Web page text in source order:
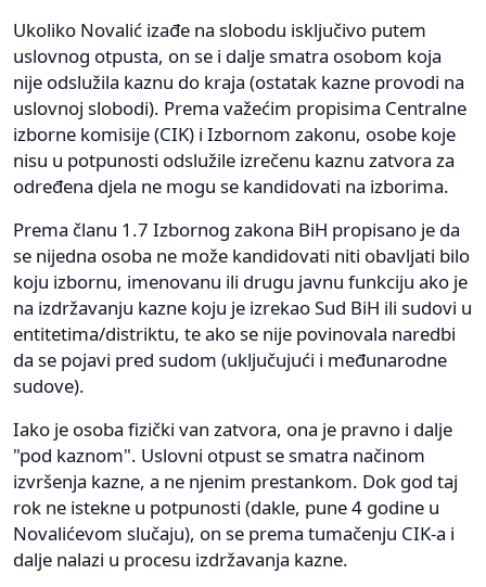
Ukoliko Novalić izađe na slobodu isključivo putem
uslovnog otpusta, on se i dalje smatra osobom koja
nije odslužila kaznu do kraja (ostatak kazne provodi na
uslovnoj slobodi). Prema važećim propisima Centralne
izborne komisije (CIK) i Izbornom zakonu, osobe koje
nisu u potpunosti odslužile izrečenu kaznu zatvora za
određena djela ne mogu se kandidovati na izborima.
Prema članu 1.7 Izbornog zakona BiH propisano je da
se nijedna osoba ne može kandidovati niti obavljati bilo
koju izbornu, imenovanu ili drugu javnu funkciju ako je
na izdržavanju kazne koju je izrekao Sud BiH ili sudovi u
entitetima/distriktu, te ako se nije povinovala naredbi
da se pojavi pred sudom (uključujući i međunarodne
sudove).
Iako je osoba fizički van zatvora, ona je pravno i dalje
"pod kaznom". Uslovni otpust se smatra načinom
izvršenja kazne, a ne njenim prestankom. Dok god taj
rok ne istekne u potpunosti (dakle, pune 4 godine u
Novalićevom slučaju), on se prema tumačenju CIK-a i
dalje nalazi u procesu izdržavanja kazne.